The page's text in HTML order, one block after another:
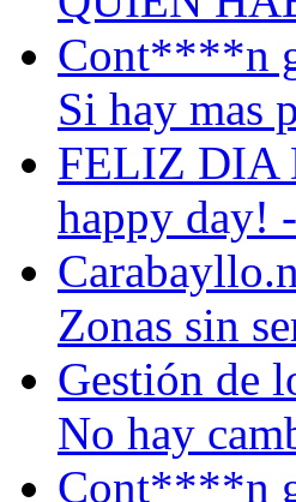
Cont****n
Si hay mas
FELIZ DIA
happy day!
Zonas sin
Gestión de
No hay
Cont****n